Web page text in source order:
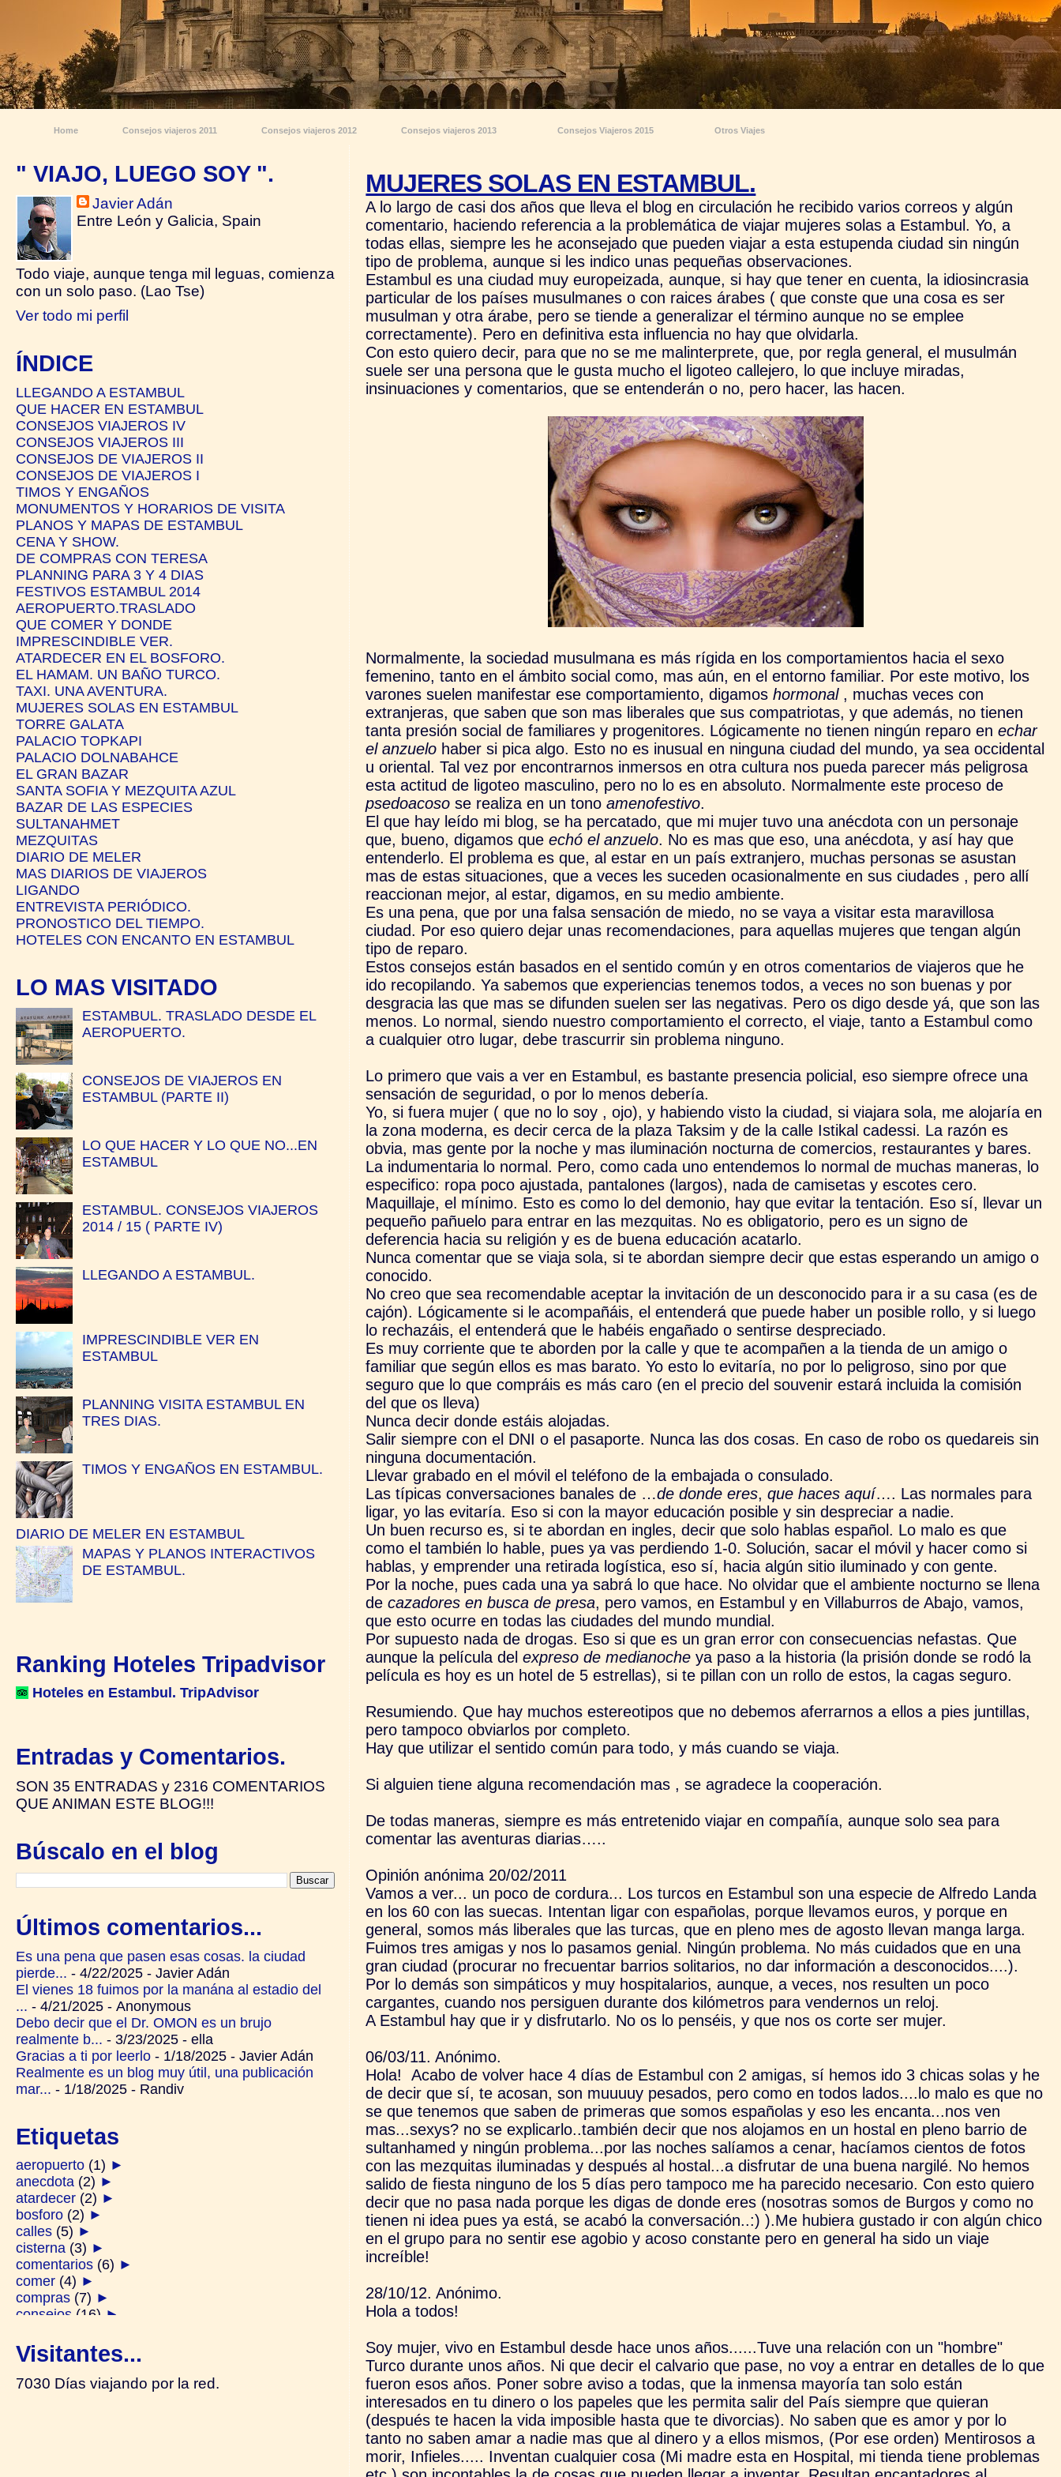
Home Consejos viajeros 2011 Consejos viajeros 2012 Consejos viajeros 2013 Consejos Viajeros 2015 Otros Viajes
MUJERES SOLAS EN ESTAMBUL.
A lo largo de casi dos años que lleva el blog en circulación he recibido varios correos y algún
comentario, haciendo referencia a la problemática de viajar mujeres solas a Estambul. Yo, a
todas ellas, siempre les he aconsejado que pueden viajar a esta estupenda ciudad sin ningún
tipo de problema, aunque si les indico unas pequeñas observaciones.
Estambul es una ciudad muy europeizada, aunque, si hay que tener en cuenta, la idiosincrasia
particular de los países musulmanes o con raices árabes ( que conste que una cosa es ser
musulman y otra árabe, pero se tiende a generalizar el término aunque no se emplee
correctamente). Pero en definitiva esta influencia no hay que olvidarla.
Con esto quiero decir, para que no se me malinterprete, que, por regla general, el musulmán
suele ser una persona que le gusta mucho el ligoteo callejero, lo que incluye miradas,
insinuaciones y comentarios, que se entenderán o no, pero hacer, las hacen.
Normalmente, la sociedad musulmana es más rígida en los comportamientos hacia el sexo
femenino, tanto en el ámbito social como, mas aún, en el entorno familiar. Por este motivo, los
varones suelen manifestar ese comportamiento, digamoshormonal, muchas veces con
extranjeras, que saben que son mas liberales que sus compatriotas, y que además, no tienen
tanta presión social de familiares y progenitores. Lógicamente no tienen ningún reparo enechar
el anzuelo haber si pica algo. Esto no es inusual en ninguna ciudad del mundo, ya sea occidental
u oriental. Tal vez por encontrarnos inmersos en otra cultura nos pueda parecer más peligrosa
esta actitud de ligoteo masculino, pero no lo es en absoluto. Normalmente este proceso de
psedoacoso se realiza en un tonoamenofestivo.
El que hay leído mi blog, se ha percatado, que mi mujer tuvo una anécdota con un personaje
que, bueno, digamos queechó el anzuelo. No es mas que eso, una anécdota, y así hay que
entenderlo. El problema es que, al estar en un país extranjero, muchas personas se asustan
mas de estas situaciones, que a veces les suceden ocasionalmente en sus ciudades , pero allí
reaccionan mejor, al estar, digamos, en su medio ambiente.
Es una pena, que por una falsa sensación de miedo, no se vaya a visitar esta maravillosa
ciudad. Por eso quiero dejar unas recomendaciones, para aquellas mujeres que tengan algún
tipo de reparo.
Estos consejos están basados en el sentido común y en otros comentarios de viajeros que he
ido recopilando. Ya sabemos que experiencias tenemos todos, a veces no son buenas y por
desgracia las que mas se difunden suelen ser las negativas. Pero os digo desde yá, que son las
menos. Lo normal, siendo nuestro comportamiento el correcto, el viaje, tanto a Estambul como
a cualquier otro lugar, debe trascurrir sin problema ninguno.
Lo primero que vais a ver en Estambul, es bastante presencia policial, eso siempre ofrece una
sensación de seguridad, o por lo menos debería.
Yo, si fuera mujer ( que no lo soy , ojo), y habiendo visto la ciudad, si viajara sola, me alojaría en
la zona moderna, es decir cerca de la plaza Taksim y de la calle Istikal cadessi. La razón es
obvia, mas gente por la noche y mas iluminación nocturna de comercios, restaurantes y bares.
La indumentaria lo normal. Pero, como cada uno entendemos lo normal de muchas maneras, lo
especifico: ropa poco ajustada, pantalones (largos), nada de camisetas y escotes cero.
Maquillaje, el mínimo. Esto es como lo del demonio, hay que evitar la tentación. Eso sí, llevar un
pequeño pañuelo para entrar en las mezquitas. No es obligatorio, pero es un signo de
deferencia hacia su religión y es de buena educación acatarlo.
Nunca comentar que se viaja sola, si te abordan siempre decir que estas esperando un amigo o
conocido.
No creo que sea recomendable aceptar la invitación de un desconocido para ir a su casa (es de
cajón). Lógicamente si le acompañáis, el entenderá que puede haber un posible rollo, y si luego
lo rechazáis, el entenderá que le habéis engañado o sentirse despreciado.
Es muy corriente que te aborden por la calle y que te acompañen a la tienda de un amigo o
familiar que según ellos es mas barato. Yo esto lo evitaría, no por lo peligroso, sino por que
seguro que lo que compráis es más caro (en el precio del souvenir estará incluida la comisión
del que os lleva)
Nunca decir donde estáis alojadas.
Salir siempre con el DNI o el pasaporte. Nunca las dos cosas. En caso de robo os quedareis sin
ninguna documentación.
Llevar grabado en el móvil el teléfono de la embajada o consulado.
Las típicas conversaciones banales de …de donde eres,que haces aquí…. Las normales para
ligar, yo las evitaría. Eso si con la mayor educación posible y sin despreciar a nadie.
Un buen recurso es, si te abordan en ingles, decir que solo hablas español. Lo malo es que
como el también lo hable, pues ya vas perdiendo 1-0. Solución, sacar el móvil y hacer como si
hablas, y emprender una retirada logística, eso sí, hacia algún sitio iluminado y con gente.
Por la noche, pues cada una ya sabrá lo que hace. No olvidar que el ambiente nocturno se llena
decazadores en busca de presa, pero vamos, en Estambul y en Villaburros de Abajo, vamos,
que esto ocurre en todas las ciudades del mundo mundial.
Por supuesto nada de drogas. Eso si que es un gran error con consecuencias nefastas. Que
aunque la película delexpreso de medianoche ya paso a la historia (la prisión donde se rodó la
película es hoy es un hotel de 5 estrellas), si te pillan con un rollo de estos, la cagas seguro.
Resumiendo. Que hay muchos estereotipos que no debemos aferrarnos a ellos a pies juntillas,
pero tampoco obviarlos por completo.
Hay que utilizar el sentido común para todo, y más cuando se viaja.
Si alguien tiene alguna recomendación mas , se agradece la cooperación.
De todas maneras, siempre es más entretenido viajar en compañía, aunque solo sea para
comentar las aventuras diarias…..
Opinión anónima 20/02/2011
Vamos a ver... un poco de cordura... Los turcos en Estambul son una especie de Alfredo Landa
en los 60 con las suecas. Intentan ligar con españolas, porque llevamos euros, y porque en
general, somos más liberales que las turcas, que en pleno mes de agosto llevan manga larga.
Fuimos tres amigas y nos lo pasamos genial. Ningún problema. No más cuidados que en una
gran ciudad (procurar no frecuentar barrios solitarios, no dar información a desconocidos....).
Por lo demás son simpáticos y muy hospitalarios, aunque, a veces, nos resulten un poco
cargantes, cuando nos persiguen durante dos kilómetros para vendernos un reloj.
A Estambul hay que ir y disfrutarlo. No os lo penséis, y que nos os corte ser mujer.
06/03/11. Anónimo.
Hola!
Acabo de volver hace 4 días de Estambul con 2 amigas, sí hemos ido 3 chicas solas y he
de decir que sí, te acosan, son muuuuy pesados, pero como en todos lados....lo malo es que no
se que tenemos que saben de primeras que somos españolas y eso les encanta...nos ven
mas...sexys? no se explicarlo..también decir que nos alojamos en un hostal en pleno barrio de
sultanhamed y ningún problema...por las noches salíamos a cenar, hacíamos cientos de fotos
con las mezquitas iluminadas y después al hostal...a disfrutar de una buena nargilé. No hemos
salido de fiesta ninguno de los 5 días pero tampoco me ha parecido necesario. Con esto quiero
decir que no pasa nada porque les digas de donde eres (nosotras somos de Burgos y como no
tienen ni idea pues ya está, se acabó la conversación..:) ).Me hubiera gustado ir con algún chico
en el grupo para no sentir ese agobio y acoso constante pero en general ha sido un viaje
increíble!
28/10/12. Anónimo.
Hola a todos!
Soy mujer, vivo en Estambul desde hace unos años......Tuve una relación con un "hombre"
Turco durante unos años. Ni que decir el calvario que pase, no voy a entrar en detalles de lo que
fueron esos años. Poner sobre aviso a todas, que la inmensa mayoría tan solo están
interesados en tu dinero o los papeles que les permita salir del País siempre que quieran
(después te hacen la vida imposible hasta que te divorcias). No saben que es amor y por lo
tanto no saben amar a nadie mas que al dinero y a ellos mismos, (Por ese orden) Mentirosos a
morir, Infieles..... Inventan cualquier cosa (Mi madre esta en Hospital, mi tienda tiene problemas
" VIAJO, LUEGO SOY ".
Javier Adán
Entre León y Galicia, Spain
Todo viaje, aunque tenga mil leguas, comienza
con un solo paso. (Lao Tse)
Ver todo mi perfil
ÍNDICE
LLEGANDO A ESTAMBUL
QUE HACER EN ESTAMBUL
CONSEJOS VIAJEROS IV
CONSEJOS VIAJEROS III
CONSEJOS DE VIAJEROS II
CONSEJOS DE VIAJEROS I
TIMOS Y ENGAÑOS
MONUMENTOS Y HORARIOS DE VISITA
PLANOS Y MAPAS DE ESTAMBUL
CENA Y SHOW.
DE COMPRAS CON TERESA
PLANNING PARA 3 Y 4 DIAS
FESTIVOS ESTAMBUL 2014
AEROPUERTO.TRASLADO
QUE COMER Y DONDE
IMPRESCINDIBLE VER.
ATARDECER EN EL BOSFORO.
EL HAMAM. UN BAÑO TURCO.
TAXI. UNA AVENTURA.
MUJERES SOLAS EN ESTAMBUL
TORRE GALATA
PALACIO TOPKAPI
PALACIO DOLNABAHCE
EL GRAN BAZAR
SANTA SOFIA Y MEZQUITA AZUL
BAZAR DE LAS ESPECIES
SULTANAHMET
MEZQUITAS
DIARIO DE MELER
MAS DIARIOS DE VIAJEROS
LIGANDO
ENTREVISTA PERIÓDICO.
PRONOSTICO DEL TIEMPO.
HOTELES CON ENCANTO EN ESTAMBUL
LO MAS VISITADO
ESTAMBUL. TRASLADO DESDE EL
AEROPUERTO.
CONSEJOS DE VIAJEROS EN
ESTAMBUL (PARTE II)
LO QUE HACER Y LO QUE NO...EN
ESTAMBUL
ESTAMBUL. CONSEJOS VIAJEROS
2014 / 15 ( PARTE IV)
LLEGANDO A ESTAMBUL.
IMPRESCINDIBLE VER EN
ESTAMBUL
PLANNING VISITA ESTAMBUL EN
TRES DIAS.
TIMOS Y ENGAÑOS EN ESTAMBUL.
DIARIO DE MELER EN ESTAMBUL
MAPAS Y PLANOS INTERACTIVOS
DE ESTAMBUL.
Ranking Hoteles Tripadvisor
Hoteles en Estambul. TripAdvisor
Entradas y Comentarios.
SON 35 ENTRADAS y 2316 COMENTARIOS
QUE ANIMAN ESTE BLOG!!!
Búscalo en el blog
Últimos comentarios...
Es una pena que pasen esas cosas. la ciudad
pierde... - 4/22/2025 - Javier Adán
El vienes 18 fuimos por la manána al estadio del
... - 4/21/2025 - Anonymous
Debo decir que el Dr. OMON es un brujo
realmente b... - 3/23/2025 - ella
Gracias a ti por leerlo - 1/18/2025 - Javier Adán
Realmente es un blog muy útil, una publicación
mar... - 1/18/2025 - Randiv
Etiquetas
aeropuerto (1) ►
anecdota (2) ►
atardecer (2) ►
bosforo (2) ►
calles (5) ►
cisterna (3) ►
comentarios (6) ►
comer (4) ►
compras (7) ►
consejos (16) ►
diarios (2) ►
ferry (2) ►
festivos (1) ►
Visitantes...
7030 Días viajando por la red.